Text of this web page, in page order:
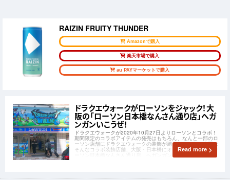
RAIZIN FRUITY THUNDER
Amazonで購入
楽天市場で購入
au PAYマーケットで購入
ドラクエウォークがローソンをジャック！大
阪の「ローソン日本橋なんさん通り店」へガ
ンガンいこうぜ！
ドラクエウォークが2020年10月27日よりローソンとコラボ！
期間限定のコラボアイテムの発売はもちろん、なんと一部のロ
ーソン店舗にドラクエウォークの装飾が施されました！今回は
そんなコラボ装飾店舗、大阪・日本橋にオープンしている「ロ
ーソン日本橋なんさん通り店」へガンガンいこうぜしてみまし
Read more